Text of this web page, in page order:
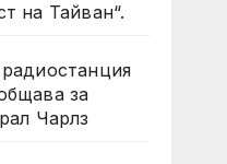
на Тайван“.
за
Чарлз